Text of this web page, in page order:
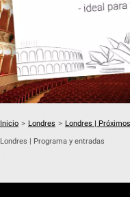
Inicio > Londres > Londres |
Londres | Programa y entradas